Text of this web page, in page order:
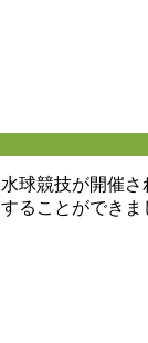
球競技が開催
ることができま